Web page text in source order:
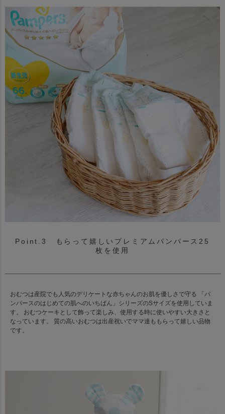
Point.3 もらって嬉しいプレミアムパンパース25
枚を使用
おむつは産院でも人気のデリケートな赤ちゃんのお肌を優しさで守る 「パ
ンパースのはじめての肌へのいちばん」シリーズのSサイズを使用していま
す。 おむつケーキとして飾って楽しみ、使用する時に使いやすい大きさと
なっています。 質の高いおむつは出産祝いでママ達ももらって嬉しい品物
です。